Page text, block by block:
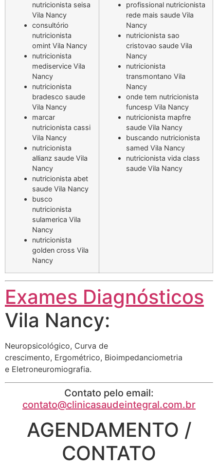
nutricionista seisa
Vila Nancy
consultório
nutricionista
omint Vila Nancy
nutricionista
mediservice Vila
Nancy
nutricionista
bradesco saude
Vila Nancy
marcar
nutricionista cassi
Vila Nancy
nutricionista
allianz saude Vila
Nancy
nutricionista abet
saude Vila Nancy
busco
nutricionista
sulamerica Vila
Nancy
nutricionista
golden cross Vila
Nancy
profissional nutricionista
rede mais saude Vila
Nancy
nutricionista sao
cristovao saude Vila
Nancy
nutricionista
transmontano Vila
Nancy
onde tem nutricionista
funcesp Vila Nancy
nutricionista mapfre
saude Vila Nancy
buscando nutricionista
samed Vila Nancy
nutricionista vida class
saude Vila Nancy
Exames Diagnósticos
Vila Nancy:
Neuropsicológico, Curva de
crescimento, Ergométrico, Bioimpedanciometria
e Eletroneuromiografia.
Contato pelo email:
contato@clinicasaudeintegral.com.br
AGENDAMENTO /
CONTATO